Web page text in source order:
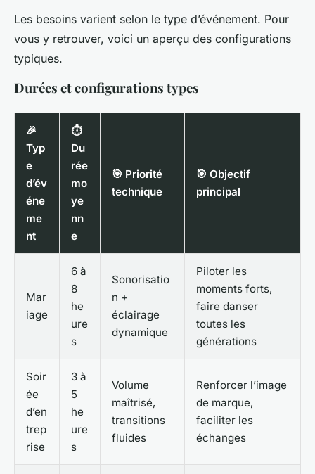
Les besoins varient selon le type d’événement. Pour
vous y retrouver, voici un aperçu des configurations
typiques.
Durées et configurations types
🎉
Typ
e
d’év
éne
me
nt
⏱️
Du
rée
mo
ye
nn
e
🎯 Priorité
technique
🎯 Objectif
principal
Mar
iage
6 à
8
he
ure
s
Sonorisatio
n +
éclairage
dynamique
Piloter les
moments forts,
faire danser
toutes les
générations
Soir
ée
d’en
trep
rise
3 à
5
he
ure
s
Volume
maîtrisé,
transitions
fluides
Renforcer l’image
de marque,
faciliter les
échanges